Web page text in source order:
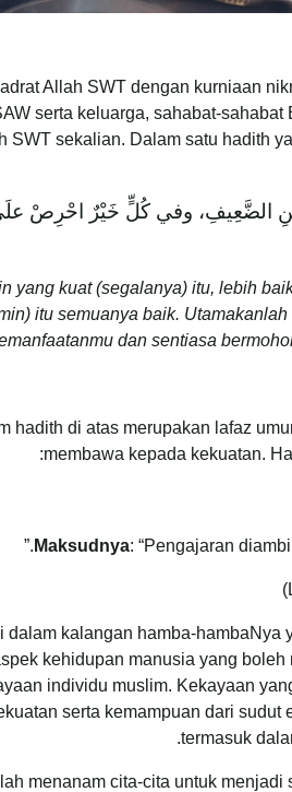
Allah SWT dengan kurniaan
serta keluarga, sahabat-
SWT sekalian. Dalam satu hadith
الضَّعِيفِ، وفي كُلٍّ خَيْرٌ احْرِصْ علَى
yang kuat (segalanya) itu, lebih
itu semuanya baik.
dan sentiasa
hadith di atas merupakan lafaz
membawa kepada kekuatan.
Maksudnya: “Pengajaran
dalam kalangan hamba-hambaNya
kehidupan manusia yang
individu muslim. Kekayaan
serta kemampuan dari
termasuk
menanam cita-cita untuk